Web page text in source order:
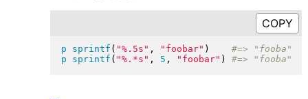
p sprintf ( "%.5s " , " foobar" )
p
sprintf ( "%.*s " , 5 , " foobar" )